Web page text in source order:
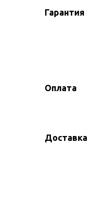
Гарантия
Оплата
Доставка